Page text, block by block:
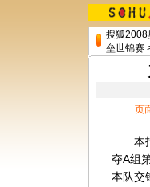
搜狐2008
垒世锦赛
页
本报
夺A组
本队交